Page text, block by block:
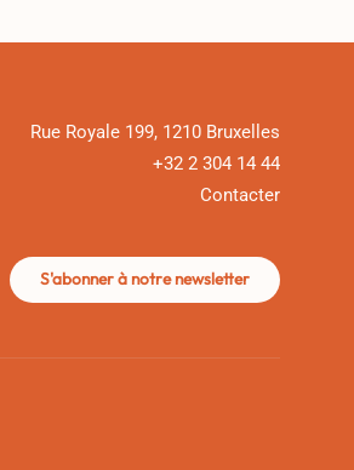
Rue Royale 199, 1210 Bruxelles
+32 2 304 14 44
Contacter
S'abonner à notre newsletter